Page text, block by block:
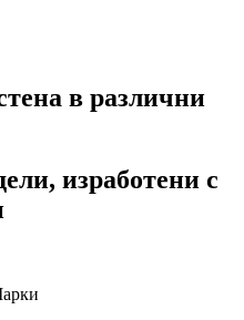
в различни
изработени с